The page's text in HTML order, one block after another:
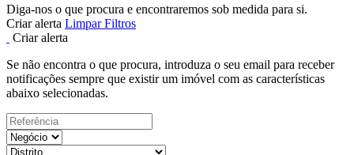
Diga-nos o que procura e encontraremos sob medida para si.
Criar alerta Limpar Filtros
Criar alerta
Se não encontra o que procura, introduza o seu email para receber
notificações sempre que existir um imóvel com as características
abaixo selecionadas.